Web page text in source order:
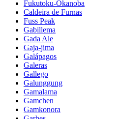
Fukutoku-Okanoba
Caldeira de Furnas
Fuss Peak
Gabillema
Gada Ale
Gaja-jima
Galápagos
Galeras
Gallego
Galunggung
Gamalama
Gamchen
Gamkonora